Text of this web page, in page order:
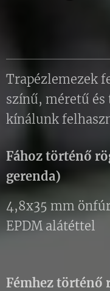
Trapézlemezek
színű, méretű
kínálunk
Fához történő
gerenda)
4,8x35 mm
EPDM alátéttel
Fémhez történő